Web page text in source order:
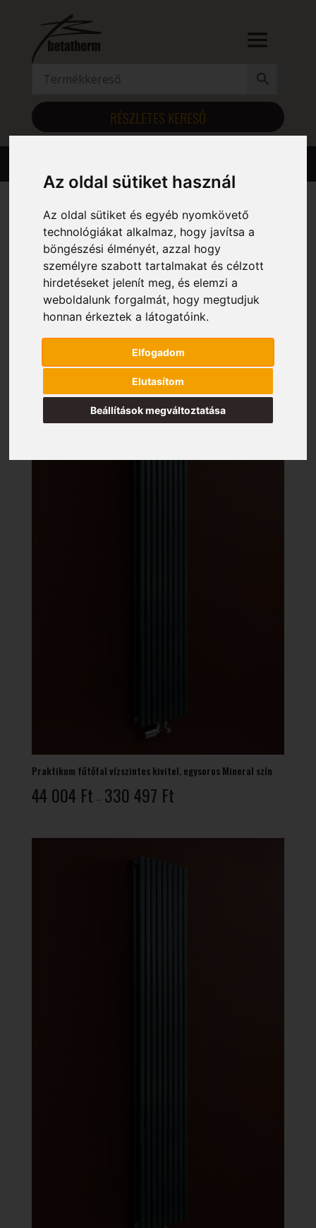
Az oldal sütiket használ
Az oldal sütiket és egyéb nyomkövető
technológiákat alkalmaz, hogy javítsa a
böngészési élményét, azzal hogy
személyre szabott tartalmakat és célzott
hirdetéseket jelenít meg, és elemzi a
weboldalunk forgalmát, hogy megtudjuk
honnan érkeztek a látogatóink.
Elfogadom
Elutasítom
Beállítások megváltoztatása
RÉSZLETES KERESŐ
Kezdőlap/ Magasság (mm) termék / 463
463
Mind a(z) 6 találat megjelenítve
Praktikum fűtőfal vízszintes kivitel, egysoros Mineral szín
44 004 Ft – 330 497 Ft44
-